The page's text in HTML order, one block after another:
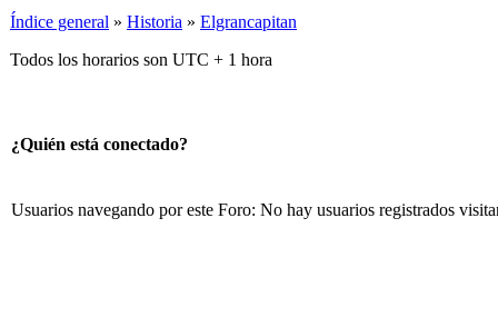
Índice general » Historia » Elgrancapitan
Todos los horarios son UTC + 1 hora
¿Quién está conectado?
Usuarios navegando por este Foro: No hay usuarios registrados